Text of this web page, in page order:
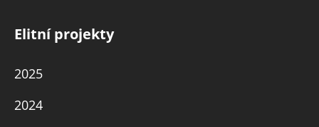
Elitní projekty
2025
2024